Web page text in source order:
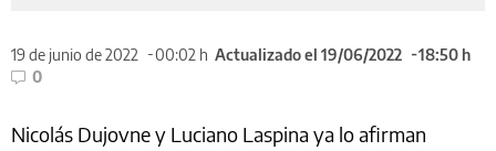
19 de junio de 2022 00:02 h Actualizado el 19/06/2022
18:50 h
0
Nicolás Dujovne y Luciano Laspina ya lo afirman